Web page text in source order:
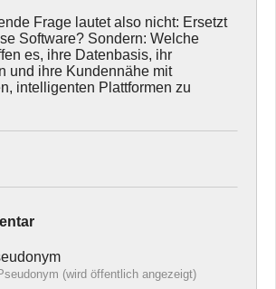
Frage lautet also nicht: Ersetzt
Software? Sondern: Welche
es, ihre Datenbasis, ihr
und ihre Kundennähe mit
intelligenten Plattformen zu
(wird öffentlich angezeigt)